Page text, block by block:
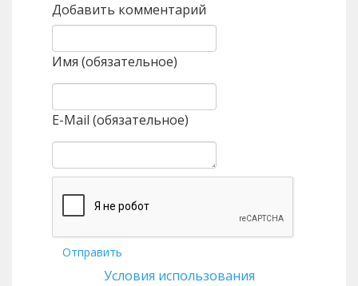
Добавить комментарий
Имя (обязательное)
E-Mail (обязательное)
Отправить
Условия использования